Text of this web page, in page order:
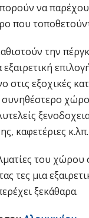
να
που
την
στις εξοχικές
καφετέριες κ.λπ.
του χώρου
τες μια
ξεκάθαρα.